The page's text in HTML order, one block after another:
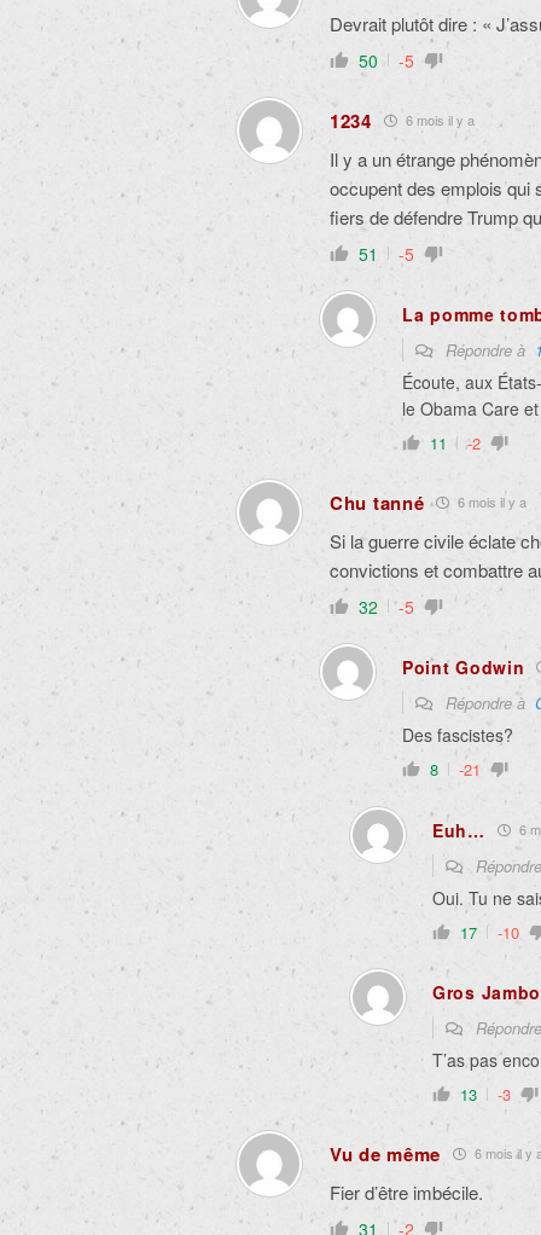
Devrait plutôt dire : «
50 -5
1234 6 mois il y a
Il y a un étrange
occupent des emplois qui
fiers de défendre Trump
51 -5
La pomme
Répondre à
Écoute, aux
le Obama Care
11 -2
Chu tanné 6 mois il y a
Si la guerre civile éclate
convictions et combattre
32 -5
Point Godwin
Répondre à
Des fascistes?
8 -21
Euh… 6
Oui. Tu ne
17 -10
Gros
T’as pas
13 -3
Vu de même 6 mois il y a
Fier d’être imbécile.
31 -2